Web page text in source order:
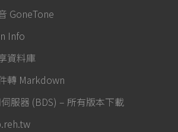
GoneTone
Info
資料庫
轉 Markdown
服器 (BDS) – 所有版本下載